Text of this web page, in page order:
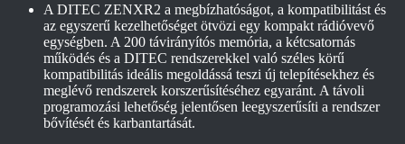
A DITEC ZENXR2 a megbízhatóságot, a kompatibilitást és
az egyszerű kezelhetőséget ötvözi egy kompakt rádióvevő
egységben. A 200 távirányítós memória, a kétcsatornás
működés és a DITEC rendszerekkel való széles körű
kompatibilitás ideális megoldássá teszi új telepítésekhez és
meglévő rendszerek korszerűsítéséhez egyaránt. A távoli
programozási lehetőség jelentősen leegyszerűsíti a rendszer
bővítését és karbantartását.